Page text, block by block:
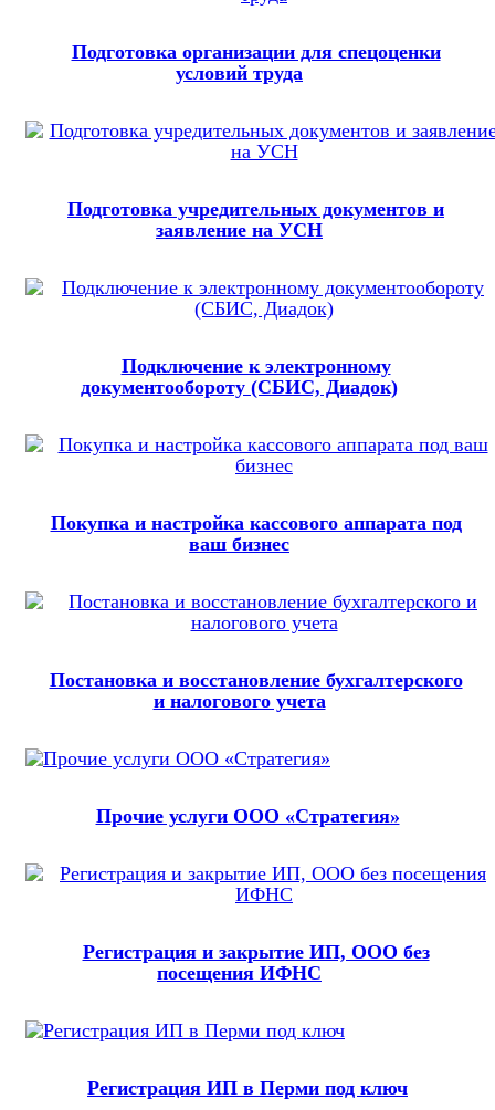
Подготовка организации для спецоценки
условий труда
Подготовка учредительных документов и
заявление на УСН
Подключение к электронному
документообороту (СБИС, Диадок)
Покупка и настройка кассового аппарата под
ваш бизнес
Постановка и восстановление бухгалтерского
и налогового учета
Прочие услуги ООО «Стратегия»
Регистрация и закрытие ИП, ООО без
посещения ИФНС
Регистрация ИП в Перми под ключ